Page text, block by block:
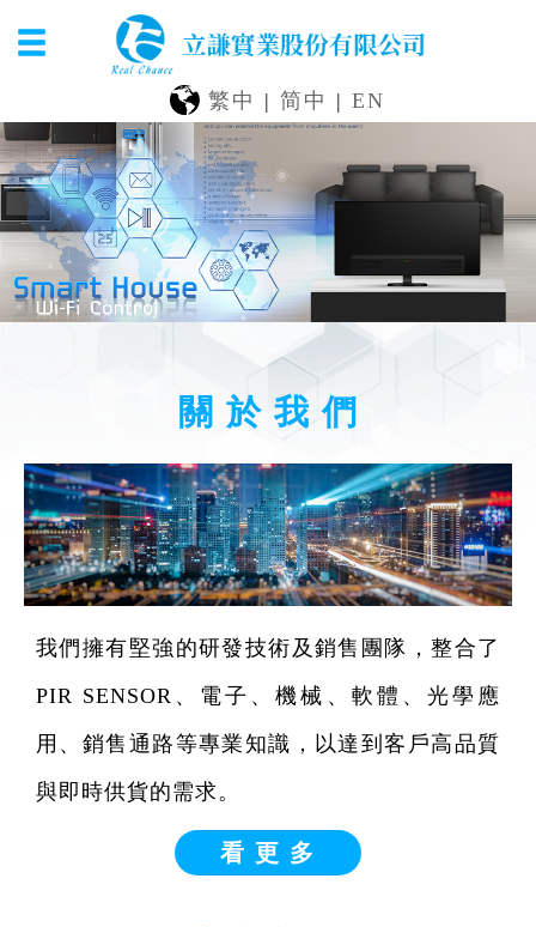
繁中 | 简中 | EN
關 於 我 們
我們擁有堅強的研發技術及銷售團隊，整合了
PIR SENSOR、電子、機械、軟體、光學應
用、銷售通路等專業知識，以達到客戶高品質
與即時供貨的需求。
看 更 多